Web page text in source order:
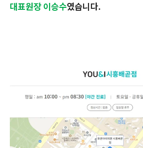
대표원장 이승수였습니다.